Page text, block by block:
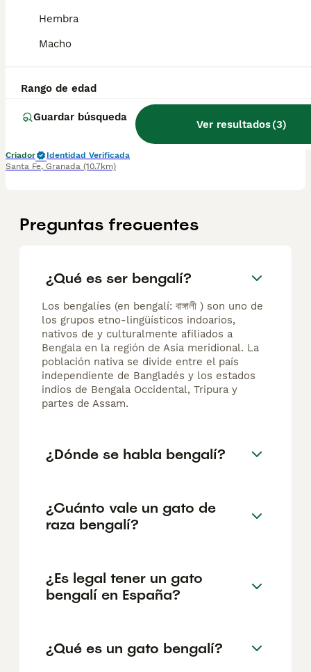
Hembra
Macho
Rango de edad
Guardar búsqueda
Ver resultados(3)
7 meses 1
Criador
Identidad Verificada
Santa Fe, Granada (10.7km)
Preguntas frecuentes
¿Qué es ser bengalí?
Los bengalíes (en bengalí: বাঙ্গালী ) son uno de
los grupos etno-lingüísticos indoarios,
nativos de y culturalmente afiliados a
Bengala en la región de Asia meridional. La
población nativa se divide entre el país
independiente de Bangladés y los estados
indios de Bengala Occidental, Tripura y
partes de Assam.
¿Dónde se habla bengalí?
¿Cuánto vale un gato de
raza bengalí?
¿Es legal tener un gato
bengalí en España?
¿Qué es un gato bengalí?